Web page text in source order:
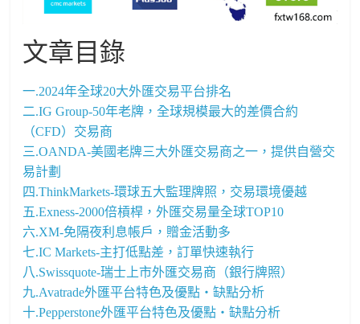
文章目錄
一.2024年全球20大外匯交易平台排名
二.IG Group-50年老牌，全球規模最大的差價合約
（CFD）交易商
三.OANDA-美國老牌三大外匯交易商之一，提供自營交
易計劃
四.ThinkMarkets-環球五大監理牌照，交易環境優越
五.Exness-2000倍槓桿，外匯交易量全球TOP10
六.XM-免隔夜利息帳戶，贈金活動多
七.IC Markets-主打低點差，訂單快速執行
八.Swissquote-瑞士上市外匯交易商（銀行牌照）
九.Avatrade外匯平台特色及優點・缺點分析
十.Pepperstone外匯平台特色及優點・缺點分析